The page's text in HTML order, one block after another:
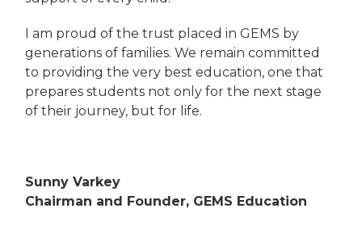
I am proud of the trust placed in GEMS by
generations of families. We remain committed
to providing the very best education, one that
prepares students not only for the next stage
of their journey, but for life.
Sunny Varkey
Chairman and Founder, GEMS Education